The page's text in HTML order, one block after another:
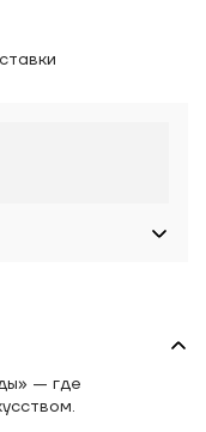
— где